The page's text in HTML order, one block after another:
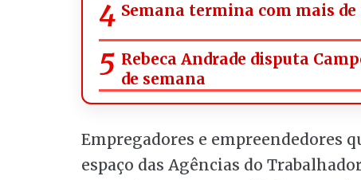
Semana termina com mais
Rebeca Andrade disputa
de semana
Empregadores e empreendedores
espaço das Agências do